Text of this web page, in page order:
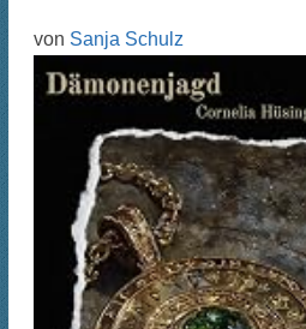
von Sanja Schulz